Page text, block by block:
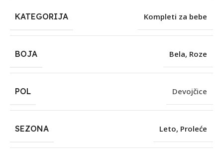
KATEGORIJA Kompleti za bebe
BOJA Bela, Roze
POL Devojčice
SEZONA Leto, Proleće